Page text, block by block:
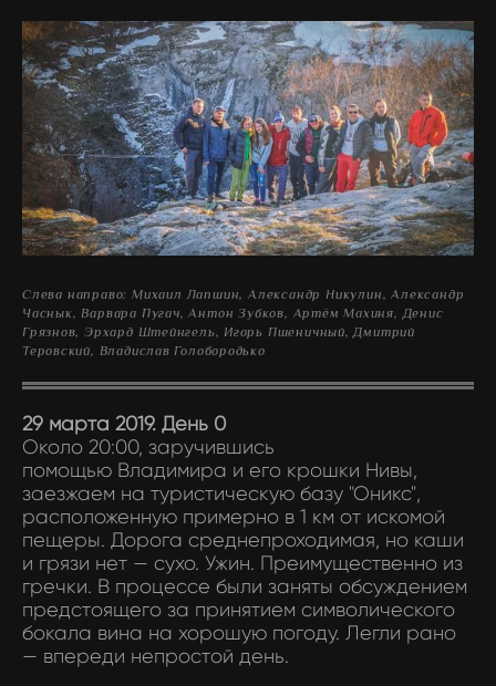
Слева направо: Михаил Лапшин, Александр Никулин, Александр
Часнык, Варвара Пугач, Антон Зубков, Артём Махиня, Денис
Грязнов, Эрхард Штейнгель, Игорь Пшеничный, Дмитрий
Теровский, Владислав Голобородько
29 марта 2019. День 0
Около 20:00, заручившись
помощью Владимира и его крошки Нивы,
заезжаем на туристическую базу "Оникс",
расположенную примерно в 1 км от искомой
пещеры. Дорога среднепроходимая, но каши
и грязи нет — сухо. Ужин. Преимущественно из
гречки. В процессе были заняты обсуждением
предстоящего за принятием символического
бокала вина на хорошую погоду. Легли рано
— впереди непростой день.